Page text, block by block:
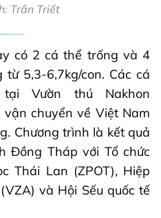
Trần Triết
có 2 cá thể trống và 4
5,3-6,7kg/con. Các cá
Vườn thú Nakhon
chuyển về Việt Nam
Chương trình là kết quả
Đồng Tháp với Tổ chức
Thái Lan (ZPOT), Hiệp
và Hội Sếu quốc tế